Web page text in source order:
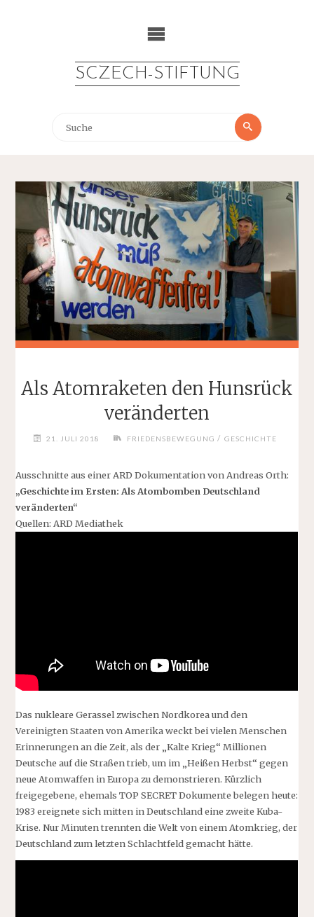
SCZECH-STIFTUNG
Suche
Suche
Als Atomraketen den Hunsrück
veränderten
21. JULI 2018 FRIEDENSBEWEGUNG / GESCHICHTE
Ausschnitte aus einer ARD Dokumentation von Andreas Orth:
„Geschichte im Ersten: Als Atombomben Deutschland
veränderten“
Quellen: ARD Mediathek
Das nukleare Gerassel zwischen Nordkorea und den
Vereinigten Staaten von Amerika weckt bei vielen Menschen
Erinnerungen an die Zeit, als der „Kalte Krieg“ Millionen
Deutsche auf die Straßen trieb, um im „Heißen Herbst“ gegen
neue Atomwaffen in Europa zu demonstrieren. Kürzlich
freigegebene, ehemals TOP SECRET Dokumente belegen heute:
1983 ereignete sich mitten in Deutschland eine zweite Kuba-
Krise. Nur Minuten trennten die Welt von einem Atomkrieg, der
Deutschland zum letzten Schlachtfeld gemacht hätte.